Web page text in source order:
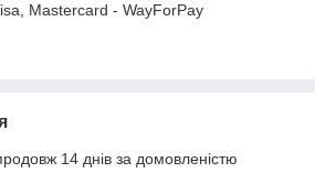
Mastercard - WayForPay
14 днів за домовленістю